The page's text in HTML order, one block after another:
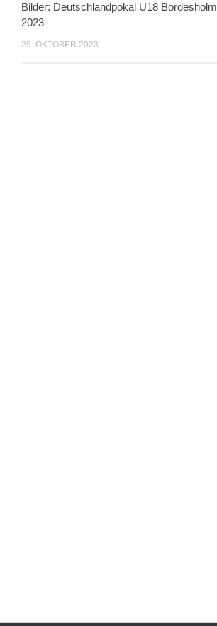
Bilder: Deutschlandpokal U18 Bordesholm
2023
29. OKTOBER 2023